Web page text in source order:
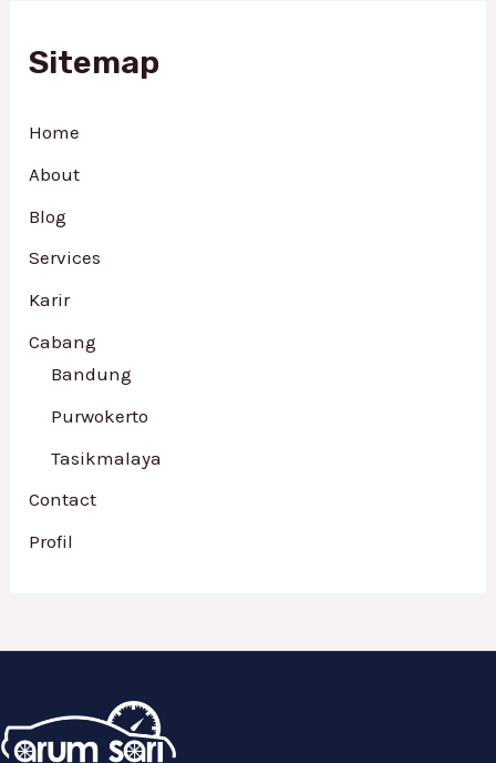
Sitemap
Home
About
Blog
Services
Karir
Cabang
Bandung
Purwokerto
Tasikmalaya
Contact
Profil